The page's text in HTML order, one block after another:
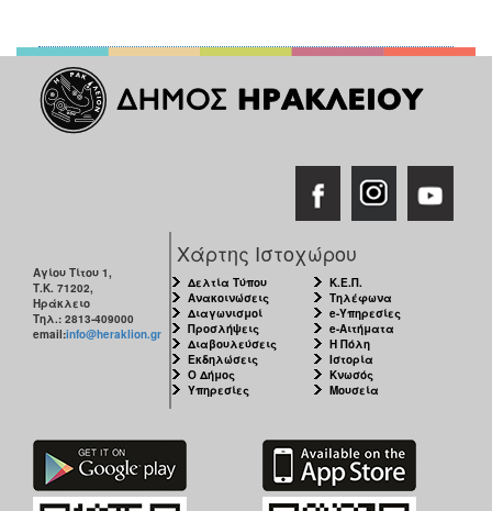
Αγίου Τίτου 1,
Τ.Κ. 71202,
Ηράκλειο
Τηλ.: 2813-409000
email:info@heraklion.gr
Χάρτης Ιστοχώρου
Δελτία Τύπου
Ανακοινώσεις
Διαγωνισμοί
Προσλήψεις
Διαβουλεύσεις
Εκδηλώσεις
Ο Δήμος
Υπηρεσίες
Κ.Ε.Π.
Τηλέφωνα
e-Υπηρεσίες
e-Αιτήματα
Η Πόλη
Ιστορία
Κνωσός
Μουσεία